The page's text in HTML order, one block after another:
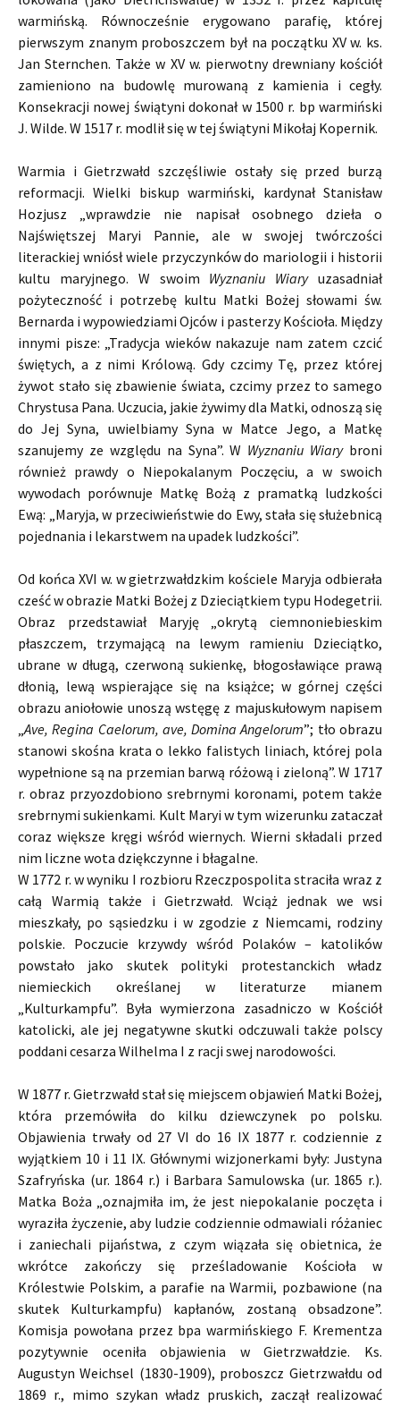
warmińską. Równocześnie erygowano parafię, której
pierwszym znanym proboszczem był na początku XV w. ks.
Jan Sternchen. Także w XV w. pierwotny drewniany kościół
zamieniono na budowlę murowaną z kamienia i cegły.
Konsekracji nowej świątyni dokonał w 1500 r. bp warmiński
J. Wilde. W 1517 r. modlił się w tej świątyni Mikołaj Kopernik.
Warmia i Gietrzwałd szczęśliwie ostały się przed burzą
reformacji. Wielki biskup warmiński, kardynał Stanisław
Hozjusz „wprawdzie nie napisał osobnego dzieła o
Najświętszej Maryi Pannie, ale w swojej twórczości
literackiej wniósł wiele przyczynków do mariologii i historii
kultu maryjnego. W swoim Wyznaniu Wiaryuzasadniał
pożyteczność i potrzebę kultu Matki Bożej słowami św.
Bernarda i wypowiedziami Ojców i pasterzy Kościoła. Między
innymi pisze: „Tradycja wieków nakazuje nam zatem czcić
świętych, a z nimi Królową. Gdy czcimy Tę, przez której
żywot stało się zbawienie świata, czcimy przez to samego
Chrystusa Pana. Uczucia, jakie żywimy dla Matki, odnoszą się
do Jej Syna, uwielbiamy Syna w Matce Jego, a Matkę
szanujemy ze względu na Syna”. W Wyznaniu Wiarybroni
również prawdy o Niepokalanym Poczęciu, a w swoich
wywodach porównuje Matkę Bożą z pramatką ludzkości
Ewą: „Maryja, w przeciwieństwie do Ewy, stała się służebnicą
pojednania i lekarstwem na upadek ludzkości”.
Od końca XVI w. w gietrzwałdzkim kościele Maryja odbierała
cześć w obrazie Matki Bożej z Dzieciątkiem typu Hodegetrii.
Obraz przedstawiał Maryję „okrytą ciemnoniebieskim
płaszczem, trzymającą na lewym ramieniu Dzieciątko,
ubrane w długą, czerwoną sukienkę, błogosławiące prawą
dłonią, lewą wspierające się na książce; w górnej części
obrazu aniołowie unoszą wstęgę z majuskułowym napisem
„Ave, Regina Caelorum, ave, Domina Angelorum”; tło obrazu
stanowi skośna krata o lekko falistych liniach, której pola
wypełnione są na przemian barwą różową i zieloną”. W 1717
r. obraz przyozdobiono srebrnymi koronami, potem także
srebrnymi sukienkami. Kult Maryi w tym wizerunku zataczał
coraz większe kręgi wśród wiernych. Wierni składali przed
nim liczne wota dziękczynne i błagalne.
W 1772 r. w wyniku I rozbioru Rzeczpospolita straciła wraz z
całą Warmią także i Gietrzwałd. Wciąż jednak we wsi
mieszkały, po sąsiedzku i w zgodzie z Niemcami, rodziny
polskie. Poczucie krzywdy wśród Polaków – katolików
powstało jako skutek polityki protestanckich władz
niemieckich określanej w literaturze mianem
„Kulturkampfu”. Była wymierzona zasadniczo w Kościół
katolicki, ale jej negatywne skutki odczuwali także polscy
poddani cesarza Wilhelma I z racji swej narodowości.
W 1877 r. Gietrzwałd stał się miejscem objawień Matki Bożej,
która przemówiła do kilku dziewczynek po polsku.
Objawienia trwały od 27 VI do 16 IX 1877 r. codziennie z
wyjątkiem 10 i 11 IX. Głównymi wizjonerkami były: Justyna
Szafryńska (ur. 1864 r.) i Barbara Samulowska (ur. 1865 r.).
Matka Boża „oznajmiła im, że jest niepokalanie poczęta i
wyraziła życzenie, aby ludzie codziennie odmawiali różaniec
i zaniechali pijaństwa, z czym wiązała się obietnica, że
wkrótce zakończy się prześladowanie Kościoła w
Królestwie Polskim, a parafie na Warmii, pozbawione (na
skutek Kulturkampfu) kapłanów, zostaną obsadzone”.
Komisja powołana przez bpa warmińskiego F. Krementza
pozytywnie oceniła objawienia w Gietrzwałdzie. Ks.
Augustyn Weichsel (1830-1909), proboszcz Gietrzwałdu od
1869 r., mimo szykan władz pruskich, zaczął realizować